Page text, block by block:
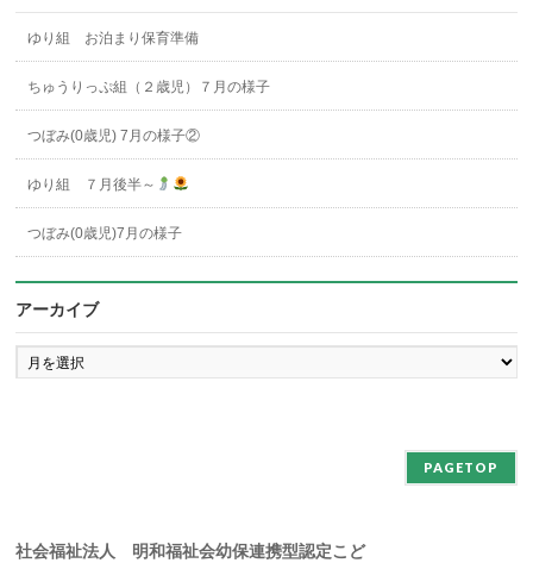
ゆり組 お泊まり保育準備
ちゅうりっぷ組（２歳児）７月の様子
つぼみ(0歳児) 7月の様子②
ゆり組 ７月後半～
つぼみ(0歳児)7月の様子
アーカイブ
ア
ー
PAGETOP
社会福祉法人 明和福祉会幼保連携型認定こど